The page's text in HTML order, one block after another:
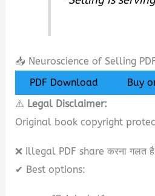
📥 Neuroscience of Selling
PDF Download
Buy
⚠️ Legal Disclaimer:
Original book copyright
❌ Illegal PDF share करना गलत है
✔ Best options: